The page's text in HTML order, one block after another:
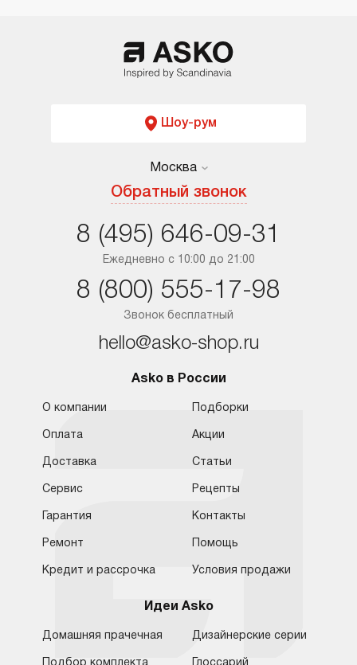
Шоу-рум
Москва
Обратный звонок
Москва
Ростов-на-Дону
Ежедневно с 10:00 до 21:00
8 (495) 646-09-31
Звонок бесплатный
8 (800) 555-17-98
hello@asko-shop.ru
Asko в России
О компании
Оплата
Доставка
Сервис
Гарантия
Ремонт
Кредит и рассрочка
Подборки
Акции
Статьи
Рецепты
Контакты
Помощь
Условия продажи
Идеи Asko
Домашняя прачечная Дизайнерские серии